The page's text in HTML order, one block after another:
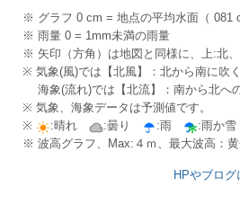
※ グラフ 0 cm = 地点の平均水面（ 081
※ 雨量 0 = 1mm未満の雨量
※ 矢印（方角）は地図と同様に、上:北
※ 気象(風)では【北風】：北から南に吹く
海象(流れ)では【北流】：南から北へ
※ 気象、海象データは予測値です。
※
:晴れ :曇り :雨 :雨か
※ 波高グラフ、Max:４ｍ、最大波高：黄
HPやブロ